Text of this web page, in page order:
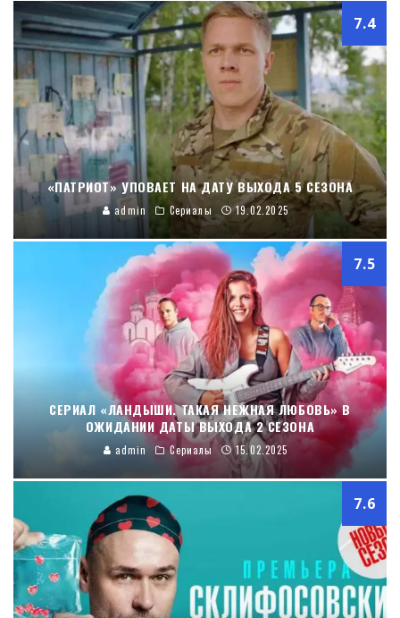
7.4
«ПАТРИОТ» УПОВАЕТ НА ДАТУ ВЫХОДА 5 СЕЗОНА
admin Сериалы 19.02.2025
7.5
СЕРИАЛ «ЛАНДЫШИ. ТАКАЯ НЕЖНАЯ ЛЮБОВЬ» В
ОЖИДАНИИ ДАТЫ ВЫХОДА 2 СЕЗОНА
admin Сериалы 15.02.2025
7.6